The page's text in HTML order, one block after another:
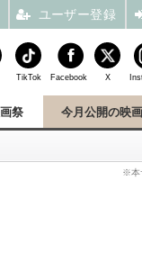
祭 今月公開の映画
※本
TikTok Facebook X
ユーザー登録